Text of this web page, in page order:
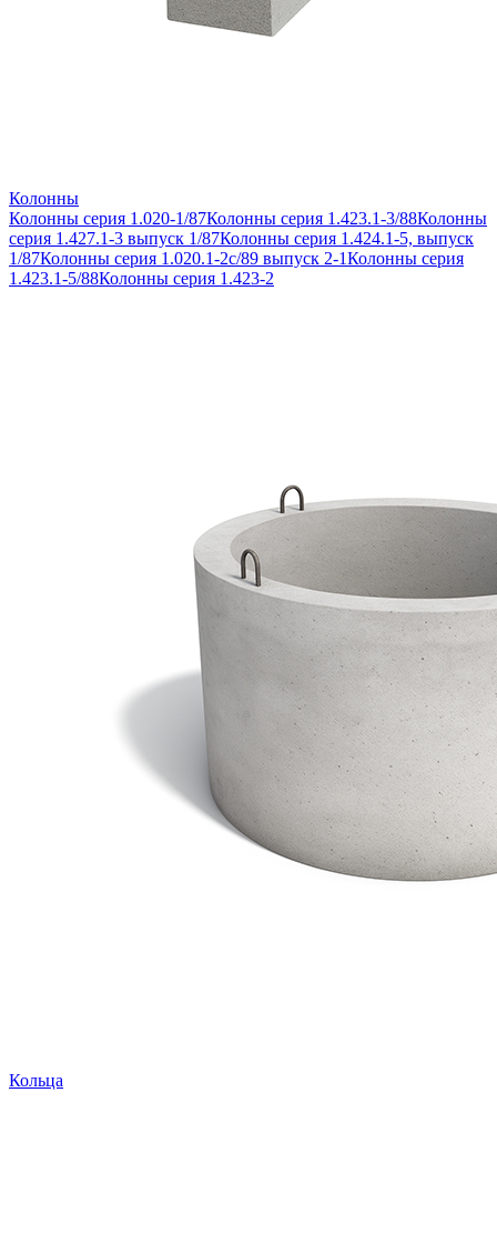
Колонны
Колонны серия 1.020-1/87Колонны серия 1.423.1-3/88Колонны
серия 1.427.1-3 выпуск 1/87Колонны серия 1.424.1-5, выпуск
1/87Колонны серия 1.020.1-2с/89 выпуск 2-1Колонны серия
1.423.1-5/88Колонны серия 1.423-2
Кольца